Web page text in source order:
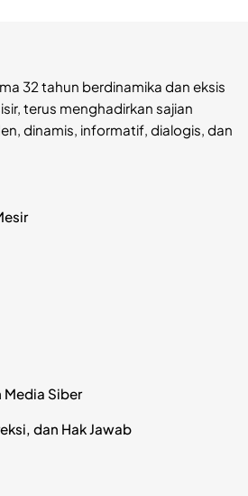
32 tahun berdinamika dan eksis
terus menghadirkan sajian
dinamis, informatif, dialogis, dan
Siber
dan Hak Jawab